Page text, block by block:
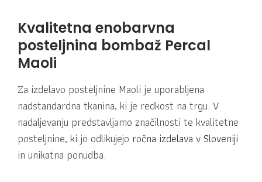
Kvalitetna enobarvna
posteljnina bombaž Percal
Maoli
Za izdelavo posteljnine Maoli je uporabljena
nadstandardna tkanina, ki je redkost na trgu. V
nadaljevanju predstavljamo značilnosti te kvalitetne
posteljnine, ki jo odlikujejo ročna izdelava v Sloveniji
in unikatna ponudba.